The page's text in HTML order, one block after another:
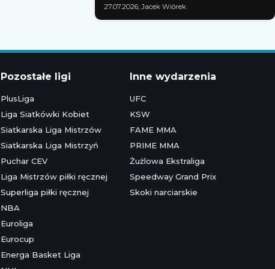
27.07.2026; Jacek Wiórek
Pozostałe ligi
PlusLiga
Liga Siatkówki Kobiet
Siatkarska Liga Mistrzów
Siatkarska Liga Mistrzyń
Puchar CEV
Liga Mistrzów piłki ręcznej
Superliga piłki ręcznej
NBA
Euroliga
Eurocup
Energa Basket Liga
Inne wydarzenia
UFC
KSW
FAME MMA
PRIME MMA
Żużlowa Ekstraliga
Speedway Grand Prix
Skoki narciarskie